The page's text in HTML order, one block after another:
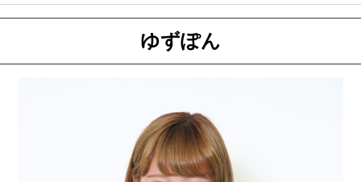
ゆずぽん